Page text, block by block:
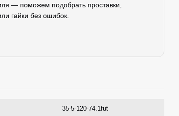
— поможем подобрать проставки,
гайки без ошибок.
35-5-120-74.1fut